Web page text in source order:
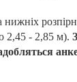
2,45 - 2,85 м).